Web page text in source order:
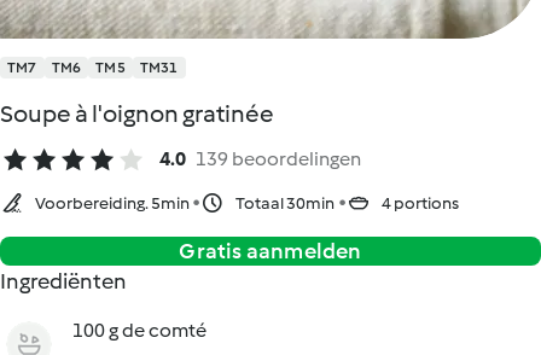
TM7 TM6 TM5 TM31
Soupe à l'oignon gratinée
4.0 139 beoordelingen
Voorbereiding. 5min Totaal 30min 4 portions
Gratis aanmelden
Ingrediënten
100 g de comté